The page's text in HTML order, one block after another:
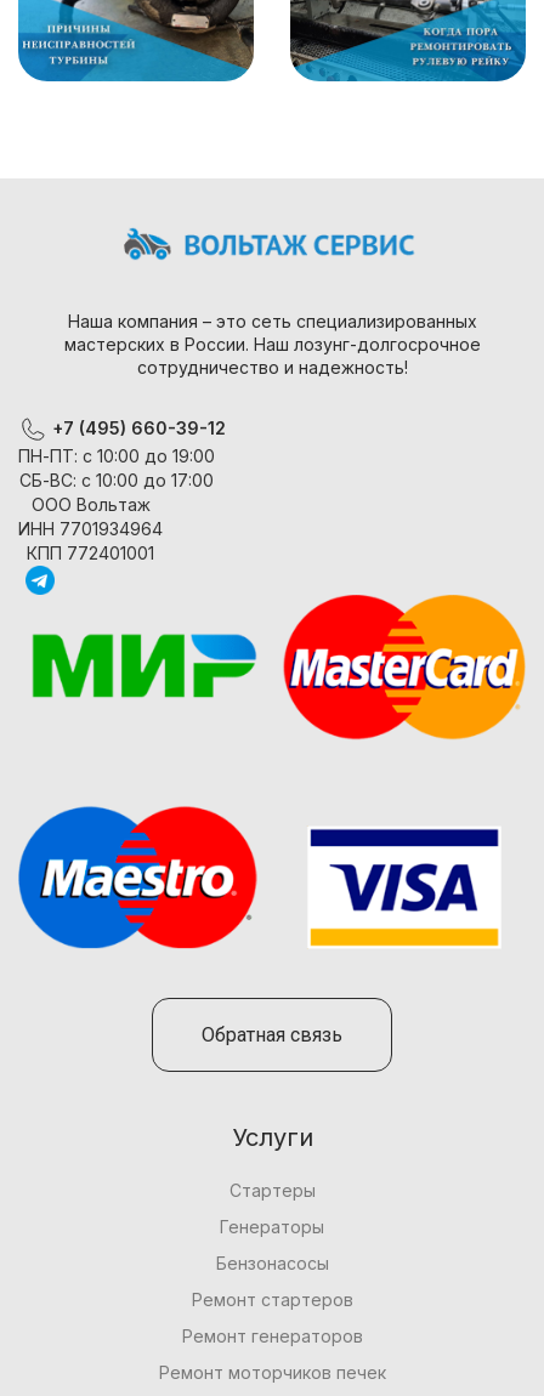
Наша компания – это сеть специализированных
мастерских в России. Наш лозунг-долгосрочное
сотрудничество и надежность!
+7 (495) 660-39-12
ПН-ПТ: с 10:00 до 19:00
СБ-ВС: с 10:00 до 17:00
ООО Вольтаж
ИНН 7701934964
КПП 772401001
Обратная связь
Услуги
Стартеры
Генераторы
Бензонасосы
Ремонт стартеров
Ремонт генераторов
Ремонт моторчиков печек